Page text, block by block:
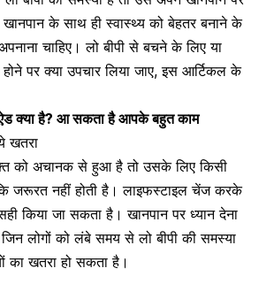
खानपान के साथ ही स्वास्थ्य को बेहतर बनाने के
चाहिए। लो बीपी से बचने के लिए या
होने पर क्या उपचार लिया जाए, इस आर्टिकल के
ऐड क्या है? आ सकता है आपके बहुत काम
खतरा
को अचानक से हुआ है तो उसके लिए किसी
जरूरत नहीं होती है। लाइफस्टाइल चेंज करके
किया जा सकता है। खानपान पर ध्यान देना
लोगों को लंबे समय से लो बीपी की समस्या
का खतरा हो सकता है।